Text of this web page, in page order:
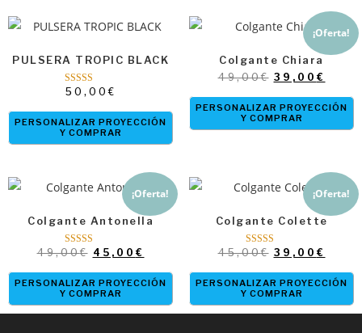
PULSERA TROPIC BLACK
Valorado con
de 5
50,00€
PERSONALIZAR PROYECCIÓN
Y COMPRAR
¡Oferta!
Colgante Chiara
49,00€ 39,00 €
PERSONALIZAR PROYECCIÓN
Y COMPRAR
¡Oferta!
Colgante Antonella
Valorado
4.75
de 5
49,00€ 45,00 €
PERSONALIZAR PROYECCIÓN
Y COMPRAR
¡Oferta!
Colgante Colette
Valorado con
de 5
45,00€ 39,00 €
PERSONALIZAR PROYECCIÓN
Y COMPRAR